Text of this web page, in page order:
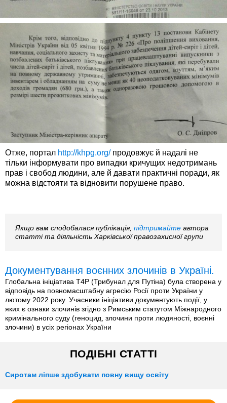
Отже, портал http://khpg.org/продовжує й надалі не
тільки інформувати про випадки кричущих недотримань
прав і свобод людини, але й давати практичні поради, як
можна відстояти та відновити порушене право.
Якщо вам сподобалася публікація, підтримайте автора
статті та діяльність Харківської правозахисної групи
Документування воєнних злочинів в Україні.
Глобальна ініціатива T4P (Трибунал для Путіна) була створена у
відповідь на повномасштабну агресію Росії проти України у
лютому 2022 року. Учасники ініціативи документують події, у
яких є ознаки злочинів згідно з Римським статутом Міжнародного
кримінального суду (геноцид, злочини проти людяності, воєнні
злочини) в усіх регіонах України
ПОДІБНІ СТАТТІ
Сиротам ліпше здобувати повну вищу освіту